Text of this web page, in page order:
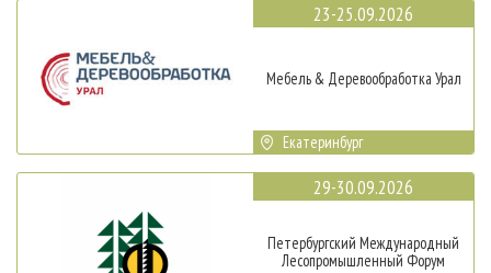
23-25.09.2026
Мебель & Деревообработка Урал
Екатеринбург
29-30.09.2026
Петербургский Международный
Лесопромышленный Форум